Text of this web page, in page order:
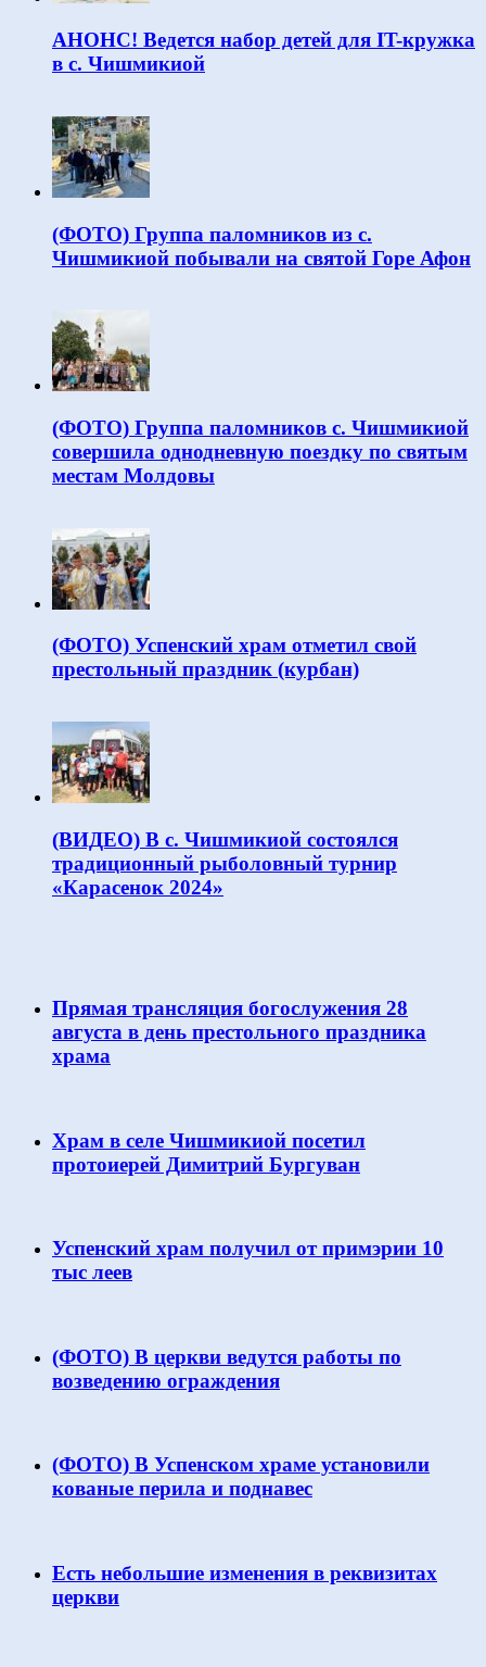
АНОНС! Ведется набор детей для IT-кружка
в с. Чишмикиой
(ФОТО) Группа паломников из с.
Чишмикиой побывали на святой Горе Афон
(ФОТО) Группа паломников с. Чишмикиой
совершила однодневную поездку по святым
местам Молдовы
(ФОТО) Успенский храм отметил свой
престольный праздник (курбан)
(ВИДЕО) В с. Чишмикиой состоялся
традиционный рыболовный турнир
«Карасенок 2024»
Прямая трансляция богослужения 28
августа в день престольного праздника
храма
Храм в селе Чишмикиой посетил
протоиерей Димитрий Бургуван
Успенский храм получил от примэрии 10
тыс леев
(ФОТО) В церкви ведутся работы по
возведению ограждения
(ФОТО) В Успенском храме установили
кованые перила и поднавес
Есть небольшие изменения в реквизитах
церкви